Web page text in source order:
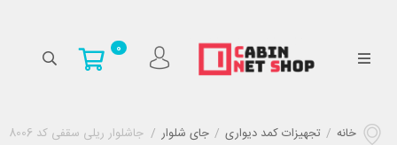
0
خانه / تجهیزات کمد دیواری / جای شلوار / جاشلوار ریلی سقفی کد 8006 ملونی